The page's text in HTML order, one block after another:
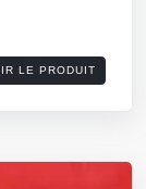
LE PRODUIT